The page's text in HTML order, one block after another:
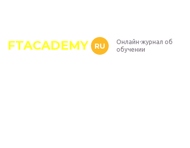
FTACADEMY RU
Онлайн-журнал об
обучении